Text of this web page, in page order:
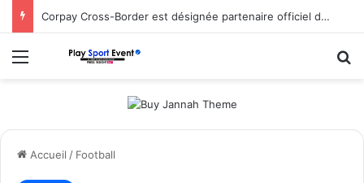
Corpay Cross-Border est désignée partenaire officiel de change d’Ultimate Sevens
Menu
Accueil / Football